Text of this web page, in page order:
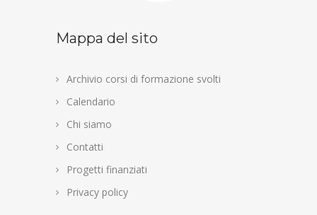
Mappa del sito
Archivio corsi di formazione svolti
Calendario
Chi siamo
Contatti
Progetti finanziati
Privacy policy